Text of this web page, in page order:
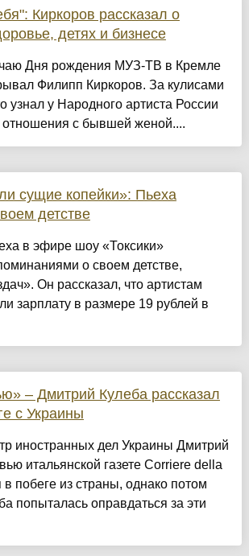
Киркоров рассказал о
детях и бизнесе
Дня рождения МУЗ-ТВ в Кремле
Филипп Киркоров. За кулисами
узнал у Народного артиста России
отношения с бывшей женой....
сущие копейки»: Пьеха
детстве
в эфире шоу «Токсики»
о своем детстве,
Он рассказал, что артистам
зарплату в размере 19 рублей в
– Дмитрий Кулеба рассказал
с Украины
иностранных дел Украины Дмитрий
итальянской газете Corriere della
в побеге из страны, однако потом
попыталась оправдаться за эти